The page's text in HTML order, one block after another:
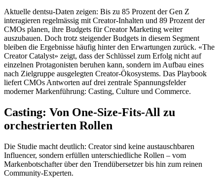
Aktuelle dentsu-Daten zeigen: Bis zu 85 Prozent der Gen Z
interagieren regelmässig mit Creator-Inhalten und 89 Prozent der
CMOs planen, ihre Budgets für Creator Marketing weiter
auszubauen. Doch trotz steigender Budgets in diesem Segment
bleiben die Ergebnisse häufig hinter den Erwartungen zurück. «The
Creator Catalyst» zeigt, dass der Schlüssel zum Erfolg nicht auf
einzelnen Protagonisten beruhen kann, sondern im Aufbau eines
nach Zielgruppe ausgelegten Creator-Ökosystems. Das Playbook
liefert CMOs Antworten auf drei zentrale Spannungsfelder
moderner Markenführung: Casting, Culture und Commerce.
Casting: Von One-Size-Fits-All zu
orchestrierten Rollen
Die Studie macht deutlich: Creator sind keine austauschbaren
Influencer, sondern erfüllen unterschiedliche Rollen – vom
Markenbotschafter über den Trendübersetzer bis hin zum reinen
Community-Experten.